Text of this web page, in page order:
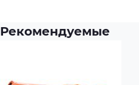
Рекомендуемые